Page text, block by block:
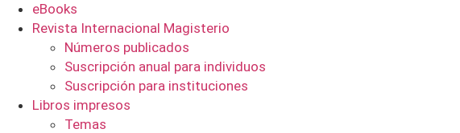
eBooks
Revista Internacional Magisterio
Números publicados
Suscripción anual para individuos
Suscripción para instituciones
Libros impresos
Temas